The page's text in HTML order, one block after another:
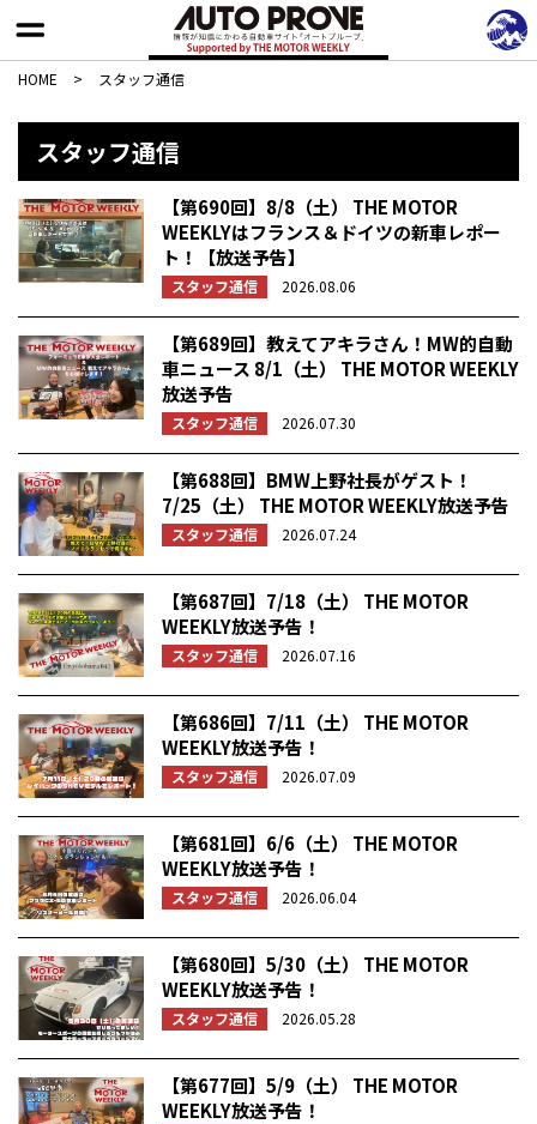
HOME > スタッフ通信
スタッフ通信
【第690回】8/8（土） THE MOTOR
WEEKLYはフランス＆ドイツの新車レポー
ト！【放送予告】
スタッフ通信 2026.08.06
【第689回】教えてアキラさん！MW的自動
車ニュース 8/1（土） THE MOTOR WEEKLY
放送予告
スタッフ通信 2026.07.30
【第688回】BMW上野社長がゲスト！
7/25（土） THE MOTOR WEEKLY放送予告
スタッフ通信 2026.07.24
【第687回】7/18（土） THE MOTOR
WEEKLY放送予告！
スタッフ通信 2026.07.16
【第686回】7/11（土） THE MOTOR
WEEKLY放送予告！
スタッフ通信 2026.07.09
【第681回】6/6（土） THE MOTOR
WEEKLY放送予告！
スタッフ通信 2026.06.04
【第680回】5/30（土） THE MOTOR
WEEKLY放送予告！
スタッフ通信 2026.05.28
【第677回】5/9（土） THE MOTOR
WEEKLY放送予告！